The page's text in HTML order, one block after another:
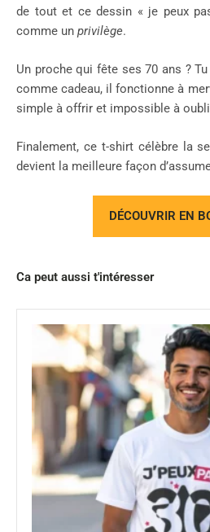
de tout et ce dessin « je peux
comme un privilège.
Un proche qui fête ses 70 ans ? Tu
comme cadeau, il fonctionne à
simple à offrir et impossible à
Finalement, ce t-shirt célèbre la
devient la meilleure façon
DÉCOUVRIR EN
Ca peut aussi t'intéresser